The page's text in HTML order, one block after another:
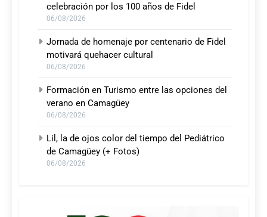
celebración por los 100 años de Fidel
06/08/2026
Jornada de homenaje por centenario de Fidel
motivará quehacer cultural
06/08/2026
Formación en Turismo entre las opciones del
verano en Camagüey
06/08/2026
Lil, la de ojos color del tiempo del Pediátrico
de Camagüey (+ Fotos)
06/08/2026